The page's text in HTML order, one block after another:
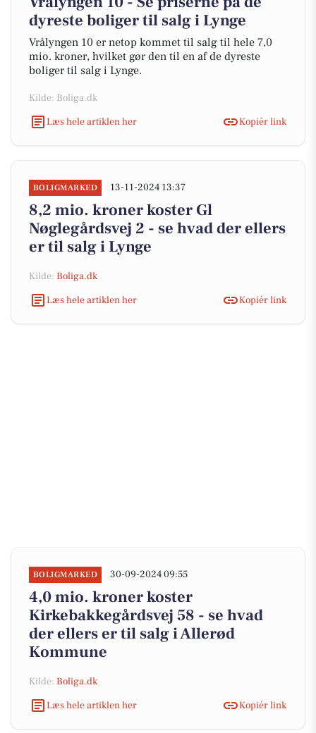
dyreste boliger til salg i Lynge
Vrålyngen 10 er netop kommet til salg til hele 7,0
mio. kroner, hvilket gør den til en af de dyreste
boliger til salg i Lynge.
Kilde: Boliga.dk
Læs hele artiklen her
Kopiér link
BOLIGMARKED 13-11-2024 13:37
8,2 mio. kroner koster Gl
Nøglegårdsvej 2 - se hvad der ellers
er til salg i Lynge
Kilde: Boliga.dk
Læs hele artiklen her
Kopiér link
BOLIGMARKED 30-09-2024 09:55
4,0 mio. kroner koster
Kirkebakkegårdsvej 58 - se hvad
der ellers er til salg i Allerød
Kommune
Kilde: Boliga.dk
Læs hele artiklen her
Kopiér link